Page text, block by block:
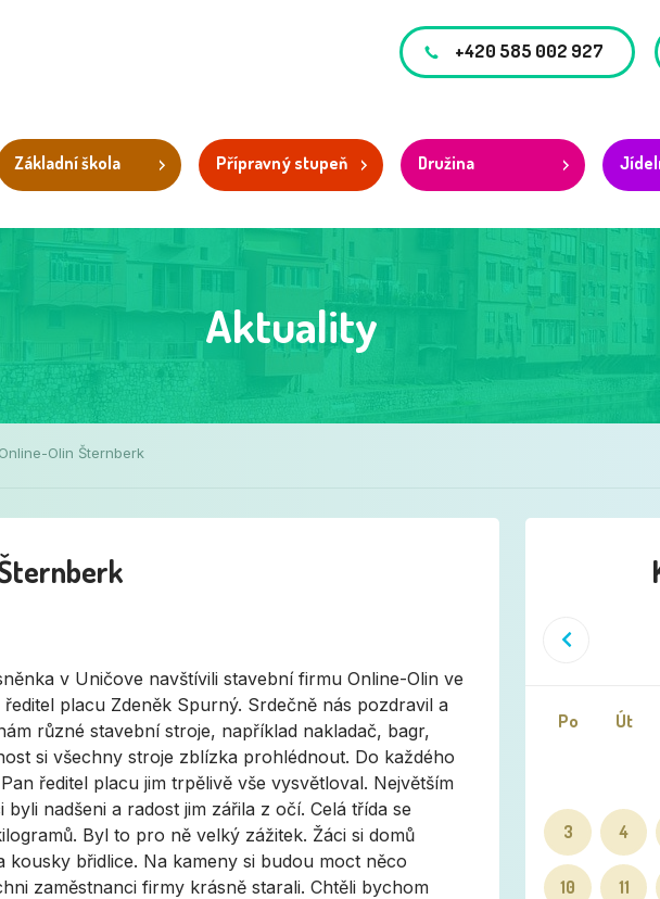
+420 585 002 927
Základní škola Přípravný stupeň Družina
Aktuality
Olin Šternberk
v Uničove navštívili stavební firmu Online-Olin ve
placu Zdeněk Spurný. Srdečně nás pozdravil a
různé stavební stroje, například nakladač, bagr,
si všechny stroje zblízka prohlédnout. Do každého
ředitel placu jim trpělivě vše vysvětloval. Největším
nadšeni a radost jim zářila z očí. Celá třída se
Byl to pro ně velký zážitek. Žáci si domů
břidlice. Na kameny si budou moct něco
zaměstnanci firmy krásně starali. Chtěli bychom
Po Út
3 4
10 11